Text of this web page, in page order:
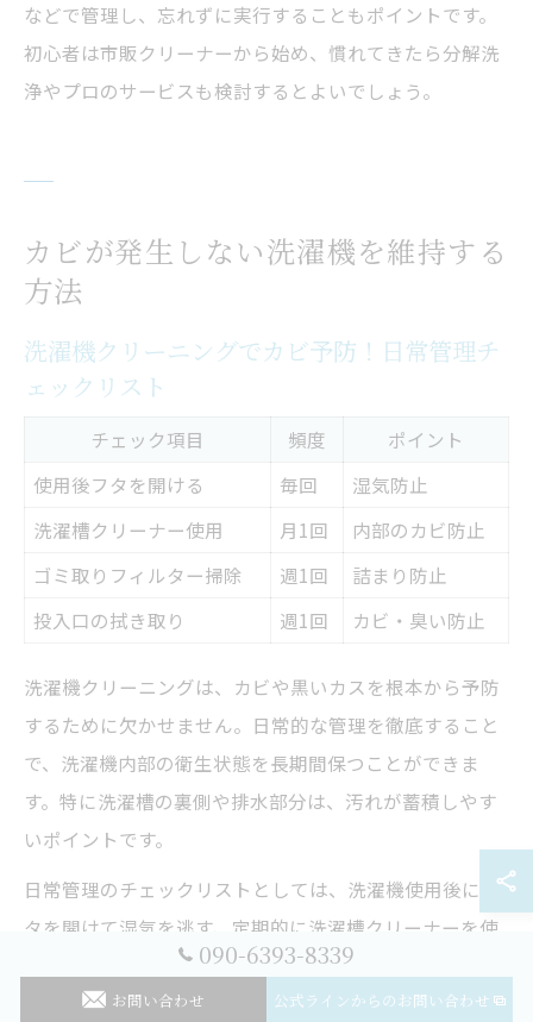
などで管理し、忘れずに実行することもポイントです。
初心者は市販クリーナーから始め、慣れてきたら分解洗
浄やプロのサービスも検討するとよいでしょう。
カビが発生しない洗濯機を維持する
方法
洗濯機クリーニングでカビ予防！日常管理チ
ェックリスト
チェック項目 頻度
ポイント
使用後フタを開ける
毎回
湿気防止
洗濯槽クリーナー使用
月1回
内部のカビ防止
ゴミ取りフィルター掃除
週1回
詰まり防止
投入口の拭き取り
週1回 カビ・臭い防止
洗濯機クリーニングは、カビや黒いカスを根本から予防
するために欠かせません。日常的な管理を徹底すること
で、洗濯機内部の衛生状態を長期間保つことができま
す。特に洗濯槽の裏側や排水部分は、汚れが蓄積しやす
いポイントです。
日常管理のチェックリストとしては、洗濯機使用後にフ
タを開けて湿気を逃す、定期的に洗濯槽クリーナーを使
用する、ゴミ取りフィルターの掃除を怠らない、洗剤や
柔軟剤の投入口も拭き取るといった基本動作が重要で
090-6393-8339
お問い合わせ 公式ラインからのお問い合わせ